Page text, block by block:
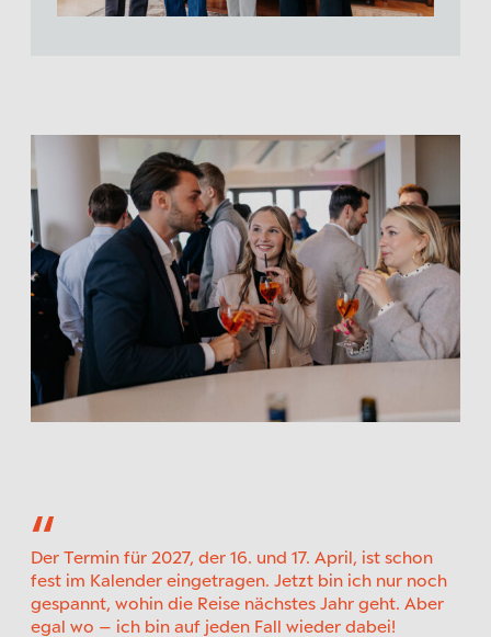
Der Termin für 2027, der 16. und 17. April, ist schon
fest im Kalender eingetragen. Jetzt bin ich nur noch
gespannt, wohin die Reise nächstes Jahr geht. Aber
egal wo – ich bin auf jeden Fall wieder dabei!